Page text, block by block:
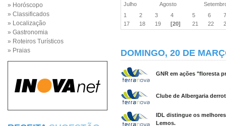
» Horóscopo
» Classificados
» Localização
» Gastronomia
» Roteiros Turísticos
» Praias
Julho
Agosto
1
2 3 4 5 6
17
18 19 [20] 21 22
DOMINGO, 20 DE
GNR em ações "floresta
Clube de Albergaria
IDL distingue os
Lemos.